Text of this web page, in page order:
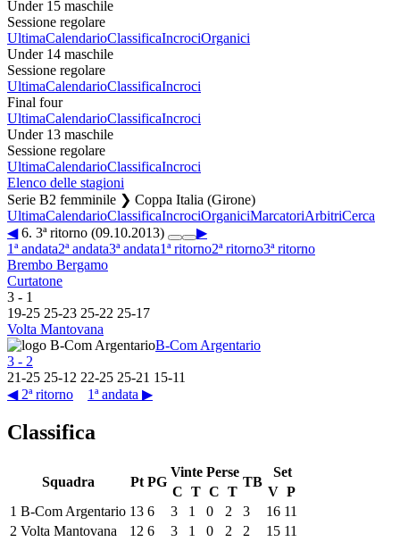
Under 15 maschile
Sessione regolare
UltimaCalendarioClassificaIncrociOrganici
Under 14 maschile
Sessione regolare
UltimaCalendarioClassificaIncroci
Final four
UltimaCalendarioClassificaIncroci
Under 13 maschile
Sessione regolare
UltimaCalendarioClassificaIncroci
Elenco delle stagioni
Serie B2 femminile ❯ Coppa Italia (Girone)
UltimaCalendarioClassificaIncrociOrganiciMarcatoriArbitriCerca
◀6. 3ª ritorno (09.10.2013)
▶
1ª andata2ª andata3ª andata1ª ritorno2ª ritorno3ª ritorno
Brembo Bergamo
Curtatone
3 - 1
19-25 25-23 25-22 25-17
Volta Mantovana
B-Com Argentario
3 - 2
21-25 25-12 22-25 25-21 15-11
◀ 2ª ritorno
1ª andata ▶
Classifica
Squadra Pt PG
Vinte Perse
TB
Set
C T C T V P
1 B-Com Argentario 13 6 3 1 0 2 3 16 11
2 Volta Mantovana 12 6 3 1 0 2 2 15 11